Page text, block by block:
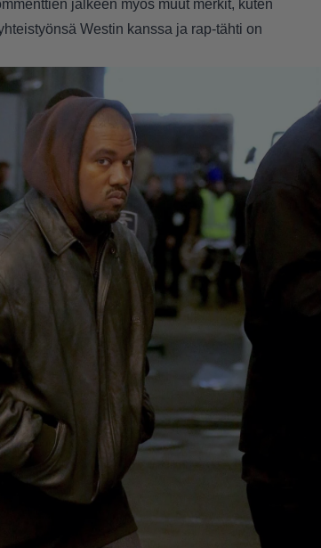
jälkeen myös muut merkit, kuten
Westin kanssa ja rap-tähti on